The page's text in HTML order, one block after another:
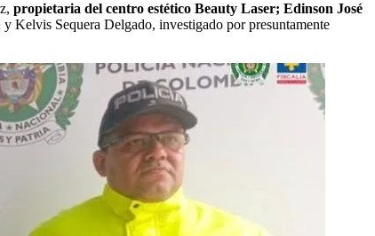
propietaria del centro estético Beauty Laser; Edinson José
Kelvis Sequera Delgado, investigado por presuntamente